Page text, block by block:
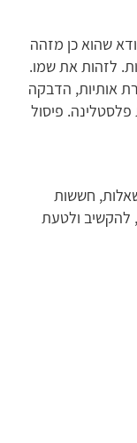
שהוא כן מזהה
לזהות את שמו.
אותיות, הדבקה
פיסול
חששות
להקשיב ולטעת